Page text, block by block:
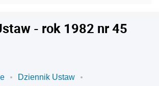
- rok 1982 nr 45
Dziennik Ustaw